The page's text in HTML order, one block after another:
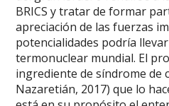
BRICS y tratar de formar
apreciación de las fuerzas
potencialidades podría
termonuclear mundial. El
ingrediente de síndrome de
Nazaretián, 2017) que lo